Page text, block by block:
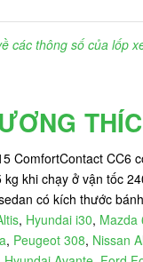
các thông số của lốp
ComfortContact CC6
khi chạy ở vận tốc
có kích thước
, Hyundai i30, Mazda
, Peugeot 308, Nissan